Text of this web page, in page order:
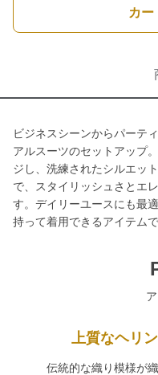
カー
ビジネスシーンからパーテ
アルスーツのセットアップ
ジし、洗練されたシルエッ
で、スタイリッシュさとエ
す。デイリーユースにも最
持って着用できるアイテムで
上質なヘリ
伝統的な織り模様が